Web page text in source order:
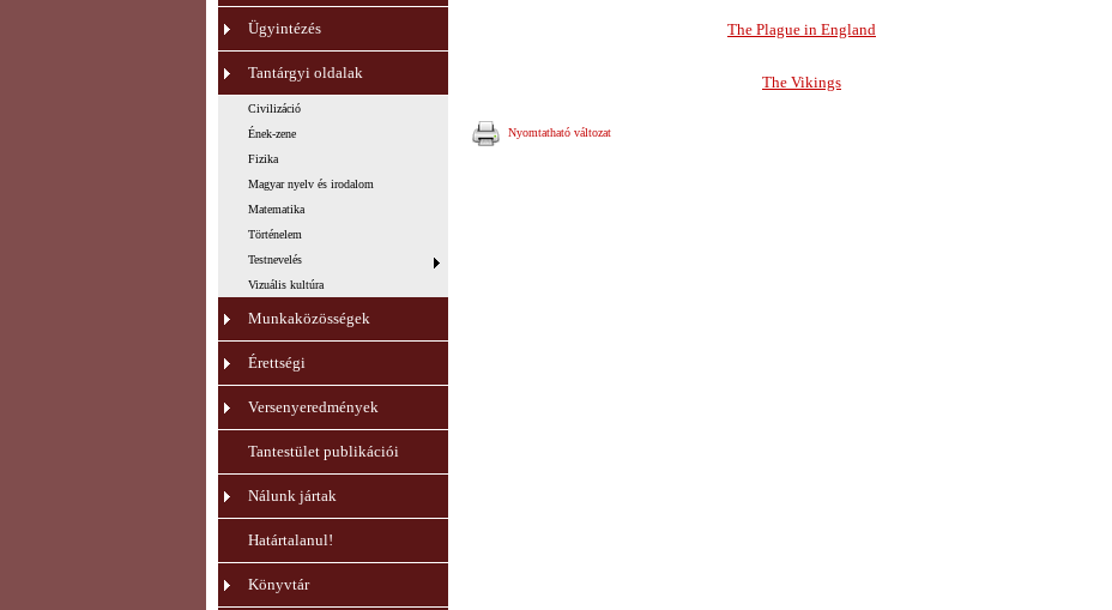
Ügyintézés
Tantárgyi oldalak
Civilizáció
Ének-zene
Fizika
Magyar nyelv és irodalom
Matematika
Történelem
Testnevelés
Vizuális kultúra
Munkaközösségek
Érettségi
Versenyeredmények
Tantestület publikációi
Nálunk jártak
Határtalanul!
Könyvtár
The Plague in England
The Vikings
Nyomtatható változat